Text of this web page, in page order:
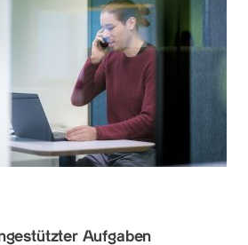
Aufgaben